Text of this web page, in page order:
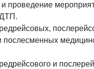
проведение
послесменных
и